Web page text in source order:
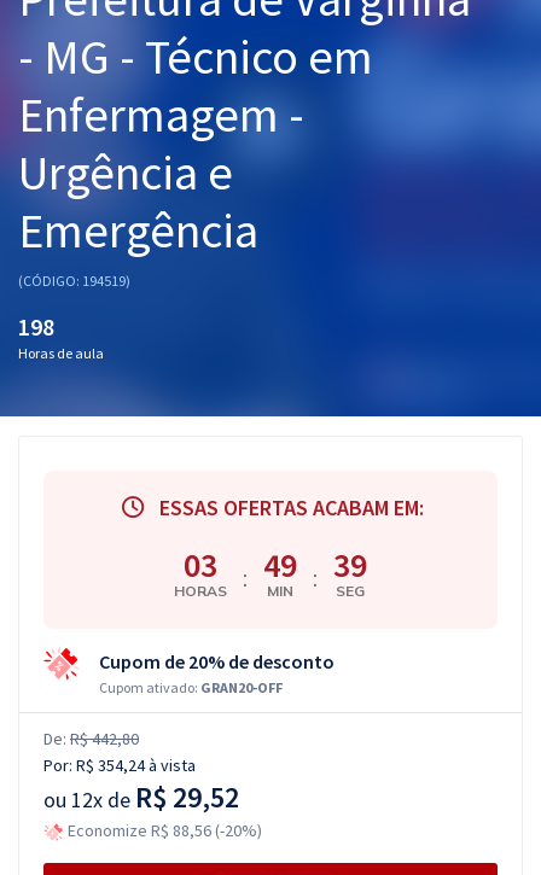
Graduação
OAB
Mentorias
Questões grátis
Blog
- MG - Técnico em
Enfermagem -
Urgência e
Emergência
(CÓDIGO: 194519)
198
Horas de aula
ESSAS OFERTAS ACABAM EM:
03
HORAS : 49
MIN : 38
SEG
Cupom de 20% de desconto
Cupom ativado: GRAN20-OFF
De: R$ 442,80
Por: R$ 354,24à vista
ou 12x de R$ 29,52
Economize R$ 88,56 (-20%)